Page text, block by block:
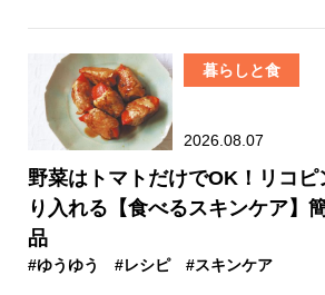
暮らしと食
2026.08.07
野菜はトマトだけでOK！リコピ
り入れる【食べるスキンケア】
品
#ゆうゆう #レシピ #スキンケア